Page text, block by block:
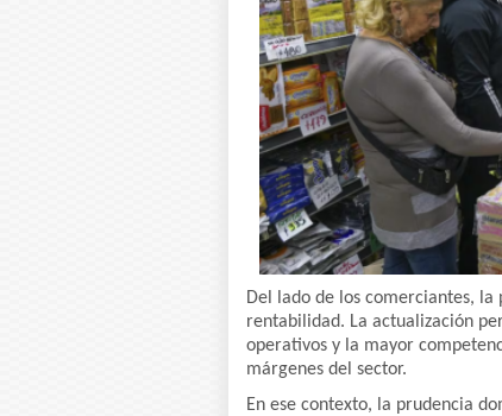
Del lado de los comerciantes,
rentabilidad. La actualización
operativos y la mayor
márgenes del sector.
En ese contexto, la prudencia